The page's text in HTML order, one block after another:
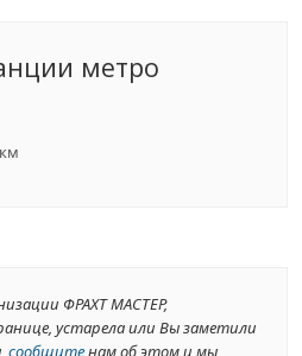
метро
ФРАХТ МАСТЕР,
устарела или Вы заметили
сообщитенам об этом и мы